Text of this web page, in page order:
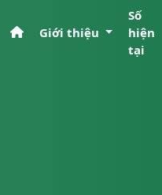
Giới thiệu
Số
hiện
tại